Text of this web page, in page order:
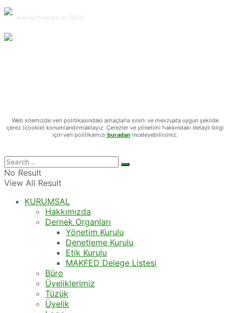
Makine İhracatçıları Birliği
Web sitemizde veri politikasındaki amaçlarla sınırlı ve mevzuata uygun şekilde
çerez (cookie) konumlandırmaktayız. Çerezler ve yönetimi hakkındaki detaylı bilgi
için veri politikamızı buradan inceleyebilirsiniz.
No Result
View All Result
KURUMSAL
Hakkımızda
Dernek Organları
Yönetim Kurulu
Denetleme Kurulu
Etik Kurulu
MAKFED Delege Listesi
Büro
Üyeliklerimiz
Tüzük
Üyelik